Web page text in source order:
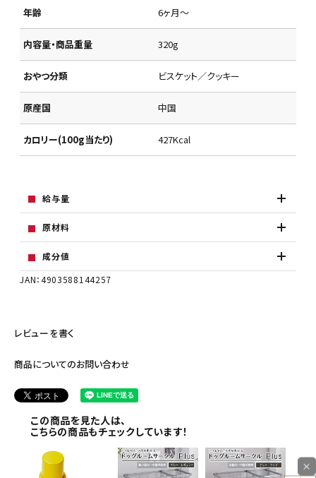
年齢 6ヶ月～
内容量・商品重量 320g
おやつ分類 ビスケット／クッキー
原産国 中国
カロリー(100g当たり) 427Kcal
給与量
原材料
成分値
JAN：4903588144257
レビューを書く
商品についてのお問い合わせ
この商品を見た人は、
こちらの商品もチェックしています！
×